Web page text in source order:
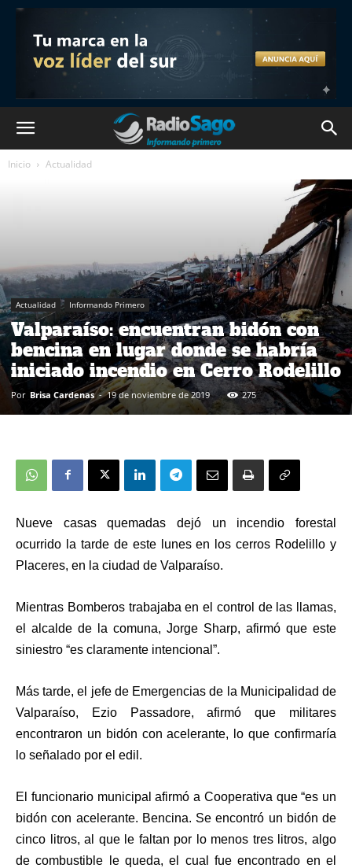
Inicio Actualidad
Actualidad Informando Primero
Valparaíso: encuentran bidón con
bencina en lugar donde se habría
iniciado incendio en Cerro Rodelillo
Por Brisa Cardenas - 19 de noviembre de 2019 275
Nueve casas quemadas dejó un incendio forestal
ocurrido la tarde de este lunes en los cerros Rodelillo y
Placeres, en la ciudad de Valparaíso.
Mientras Bomberos trabajaba en el control de las llamas,
el alcalde de la comuna, Jorge Sharp, afirmó que este
siniestro “es claramente intencional”.
Más tarde, el jefe de Emergencias de la Municipalidad de
Valparaíso, Ezio Passadore, afirmó que militares
encontraron un bidón con acelerante, lo que confirmaría
lo señalado por el edil.
El funcionario municipal afirmó a Cooperativa que “es un
bidón con acelerante. Bencina. Se encontró un bidón de
cinco litros, al que le faltan por lo menos tres litros, algo
de combustible le queda, el cual fue encontrado en el